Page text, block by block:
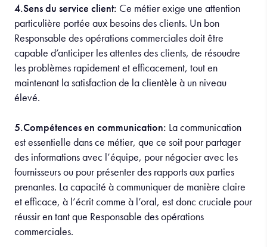
4.Sens du service client: Ce métier exige une attention
particulière portée aux besoins des clients. Un bon
Responsable des opérations commerciales doit être
capable d’anticiper les attentes des clients, de résoudre
les problèmes rapidement et efficacement, tout en
maintenant la satisfaction de la clientèle à un niveau
élevé.
5.Compétences en communication: La communication
est essentielle dans ce métier, que ce soit pour partager
des informations avec l’équipe, pour négocier avec les
fournisseurs ou pour présenter des rapports aux parties
prenantes. La capacité à communiquer de manière claire
et efficace, à l’écrit comme à l’oral, est donc cruciale pour
réussir en tant que Responsable des opérations
commerciales.